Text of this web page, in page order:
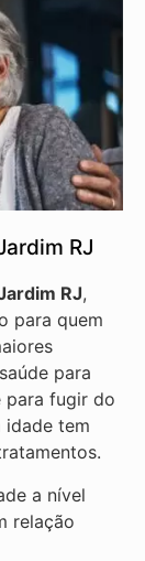
RJ
RJ,
para quem
para
para fugir do
idade tem
a nível
relação